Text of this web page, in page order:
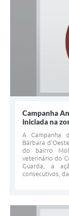
Campanha
iniciada na
A Campanha
Bárbara
do bairro
veterinário do
Guarda, a
consecutivos,